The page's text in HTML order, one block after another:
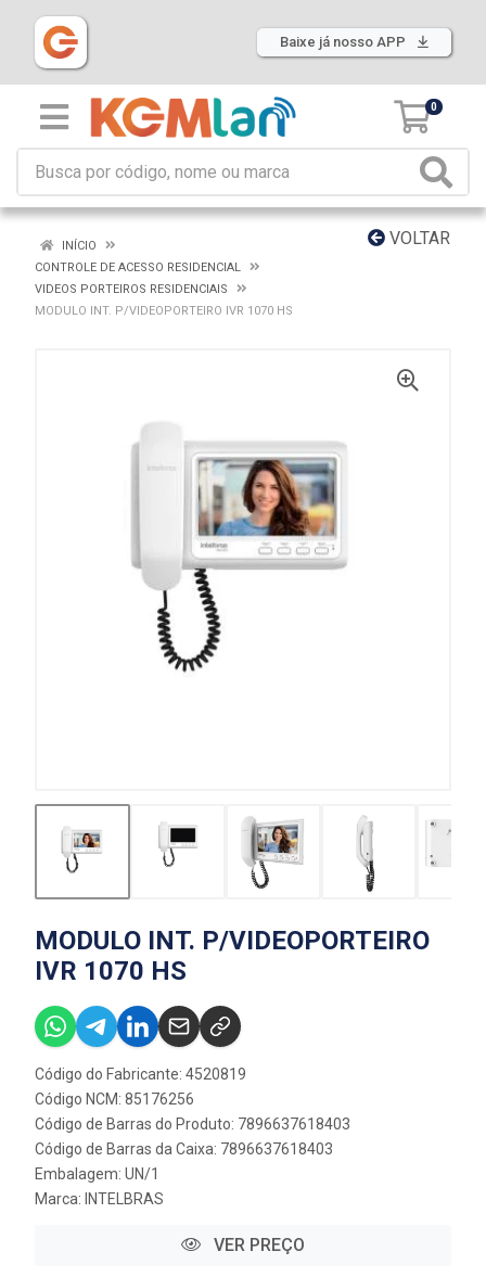
Baixe já nosso APP
0
VOLTAR
INÍCIO
CONTROLE DE ACESSO RESIDENCIAL
VIDEOS PORTEIROS RESIDENCIAIS
MODULO INT. P/VIDEOPORTEIRO IVR 1070 HS
MODULO INT. P/VIDEOPORTEIRO
IVR 1070 HS
Código do Fabricante: 4520819
Código NCM: 85176256
Código de Barras do Produto: 7896637618403
Código de Barras da Caixa: 7896637618403
Embalagem: UN/1
Marca: INTELBRAS
VER PREÇO